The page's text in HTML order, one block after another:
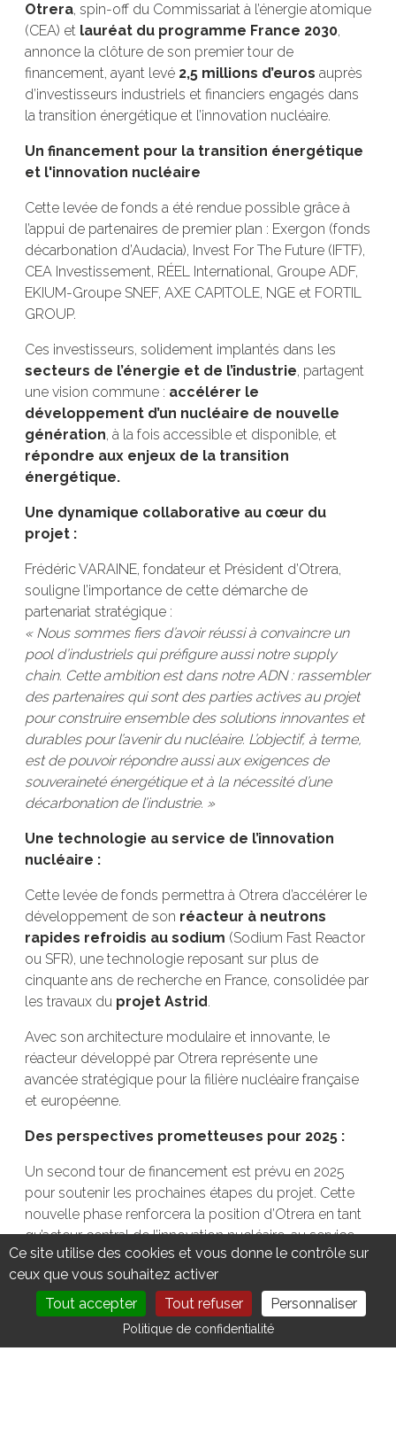
DEVENIR MEMBRE NOUS CONTACTER
Otrera, spin-off du Commissariat à l’énergie atomique
(CEA) et lauréat du programme France 2030,
annonce la clôture de son premier tour de
financement, ayant levé 2,5 millions d’euros auprès
d’investisseurs industriels et financiers engagés dans
la transition énergétique et l’innovation nucléaire.
Un financement pour la transition énergétique
et l'innovation nucléaire
Cette levée de fonds a été rendue possible grâce à
l’appui de partenaires de premier plan : Exergon (fonds
décarbonation d’Audacia), Invest For The Future (IFTF),
CEA Investissement, RÉEL International, Groupe ADF,
EKIUM-Groupe SNEF, AXE CAPITOLE, NGE et FORTIL
GROUP.
Ces investisseurs, solidement implantés dans les
secteurs de l’énergie et de l’industrie, partagent
une vision commune : accélérer le
développement d’un nucléaire de nouvelle
génération, à la fois accessible et disponible, et
répondre aux enjeux de la transition
énergétique.
Une dynamique collaborative au cœur du
projet :
Frédéric VARAINE, fondateur et Président d’Otrera,
souligne l’importance de cette démarche de
partenariat stratégique :
« Nous sommes fiers d’avoir réussi à convaincre un
pool d’industriels qui préfigure aussi notre supply
chain. Cette ambition est dans notre ADN : rassembler
des partenaires qui sont des parties actives au projet
pour construire ensemble des solutions innovantes et
durables pour l’avenir du nucléaire. L’objectif, à terme,
est de pouvoir répondre aussi aux exigences de
souveraineté énergétique et à la nécessité d’une
décarbonation de l’industrie. »
Une technologie au service de l’innovation
nucléaire :
Cette levée de fonds permettra à Otrera d’accélérer le
développement de son réacteur à neutrons
rapides refroidis au sodium (Sodium Fast Reactor
ou SFR), une technologie reposant sur plus de
cinquante ans de recherche en France, consolidée par
les travaux du projet Astrid.
Avec son architecture modulaire et innovante, le
réacteur développé par Otrera représente une
avancée stratégique pour la filière nucléaire française
et européenne.
Des perspectives prometteuses pour 2025 :
Un second tour de financement est prévu en 2025
pour soutenir les prochaines étapes du projet. Cette
nouvelle phase renforcera la position d’Otrera en tant
qu’acteur central de l’innovation nucléaire, au service
de la transition bas carbone et de la souveraineté
industrielle.
Pour plus d'informations :https://otrera.fr/
Ce site utilise des cookies et vous donne le contrôle sur
ceux que vous souhaitez activer
Tout accepter
Tout refuser Personnaliser
Politique de confidentialité